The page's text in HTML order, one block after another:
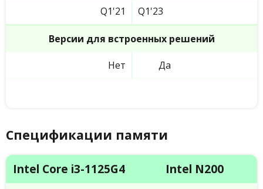
Q1'21 Q1'23
Версии для встроенных решений
Нет Да
Спецификации памяти
Intel Core i3-1125G4 Intel N200